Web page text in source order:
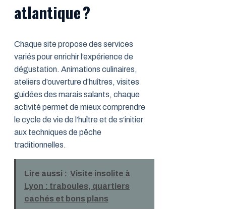
atlantique ?
Chaque site propose des services
variés pour enrichir l’expérience de
dégustation. Animations culinaires,
ateliers d’ouverture d’huîtres, visites
guidées des marais salants, chaque
activité permet de mieux comprendre
le cycle de vie de l’huître et de s’initier
aux techniques de pêche
traditionnelles.
Lire aussi : Visite insolite à
Lyon : traboules, quartiers
cachés et bons plans